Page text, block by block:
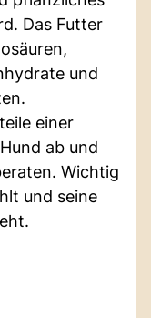
Das Futter
und
einer
ab und
Wichtig
und seine